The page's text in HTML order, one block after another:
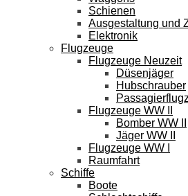
Schienen
Ausgestaltung und
Elektronik
Flugzeuge
Flugzeuge Neuzeit
Düsenjäger
Hubschrauber
Flugzeuge WW II
Bomber WW II
Jäger WW II
Flugzeuge WW I
Raumfahrt
Schiffe
Boote